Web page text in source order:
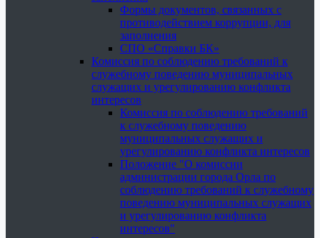
Формы документов, связанных с
противодействием коррупции, для
заполнения
СПО «Справки БК»
Комиссия по соблюдению требований к
служебному поведению муниципальных
служащих и урегулированию конфликта
интересов
Комиссия по соблюдению требований
к служебному поведению
муниципальных служащих и
урегулированию конфликта интересов
Положение "О комиссии
администрации города Орла по
соблюдению требований к служебному
поведению муниципальных служащих
и урегулированию конфликта
интересов"